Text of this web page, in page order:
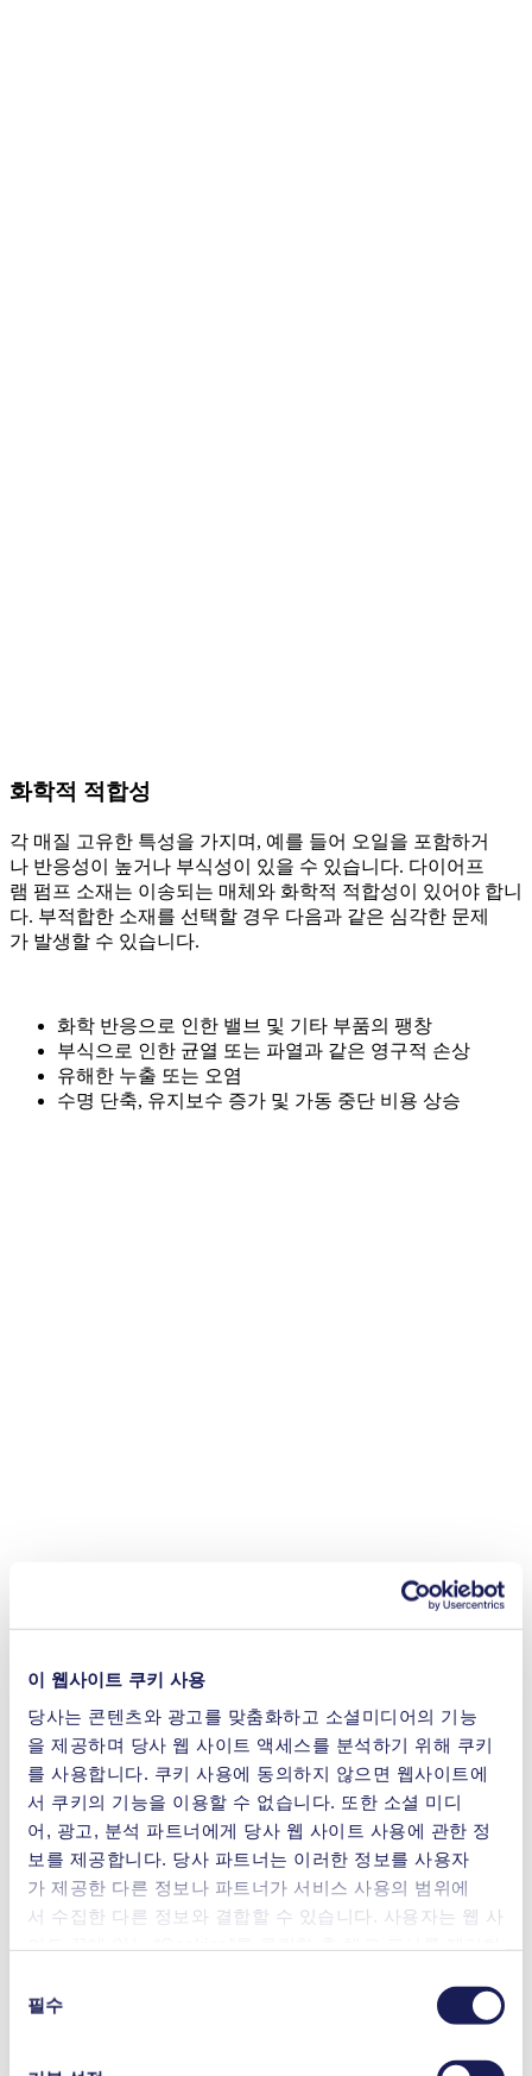
이 웹사이트 쿠키 사용
당사는 콘텐츠와 광고를 맞춤화하고 소셜미디어의 기능
을 제공하며 당사 웹 사이트 액세스를 분석하기 위해 쿠키
를 사용합니다. 쿠키 사용에 동의하지 않으면 웹사이트에
서 쿠키의 기능을 이용할 수 없습니다. 또한 소셜 미디
어, 광고, 분석 파트너에게 당사 웹 사이트 사용에 관한 정
보를 제공합니다. 당사 파트너는 이러한 정보를 사용자
가 제공한 다른 정보나 파트너가 서비스 사용의 범위에
서 수집한 다른 정보와 결합할 수 있습니다. 사용자는 웹 사
사용 중인 쿠키와 그 목적, 법적 토대, 저장 기간 등에 관
개인정보 취급 방침]을 참조하십
필수
화학적 적합성
각 매질 고유한 특성을 가지며, 예를 들어 오일을 포함하거
나 반응성이 높거나 부식성이 있을 수 있습니다. 다이어프
램 펌프 소재는 이송되는 매체와 화학적 적합성이 있어야 합니
다. 부적합한 소재를 선택할 경우 다음과 같은 심각한 문제
가 발생할 수 있습니다.
화학 반응으로 인한 밸브 및 기타 부품의 팽창
부식으로 인한 균열 또는 파열과 같은 영구적 손상
유해한 누출 또는 오염
수명 단축, 유지보수 증가 및 가동 중단 비용 상승